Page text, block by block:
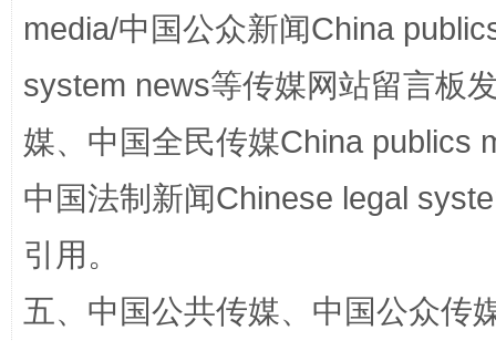
完善运行机制助力责任有效落实 一纸欠
media/中国公众新闻China
system news等传媒网站留言板
媒、中国全民传媒China publics
中国法制新闻Chinese legal
引用。
五、中国公共传媒、中国公众传